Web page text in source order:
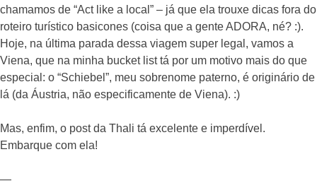
chamamos de “Act like a local” – já que ela trouxe dicas fora do
roteiro turístico basicones (coisa que a gente ADORA, né? :).
Hoje, na última parada dessa viagem super legal, vamos a
Viena, que na minha bucket list tá por um motivo mais do que
especial: o “Schiebel”, meu sobrenome paterno, é originário de
lá (da Áustria, não especificamente de Viena). :)
Mas, enfim, o post da Thali tá excelente e imperdível.
Embarque com ela!
—